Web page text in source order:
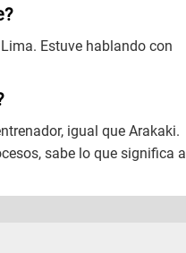
Estuve hablando con
igual que Arakaki.
sabe lo que significa a